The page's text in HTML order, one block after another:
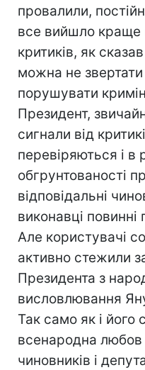
провалили,
все вийшло краще
критиків, як
можна не
порушувати
Президент,
сигнали від
перевіряються і в
обгрунтованості
відповідальні
виконавці
Але користувачі
активно стежили
Президента з
висловлювання
Так само як і його
всенародна
чиновників і